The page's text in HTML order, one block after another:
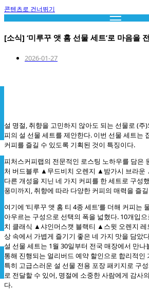
콘텐츠로 건너뛰기
[소식] ‘미루꾸 앳 홈 선물 세트’로 마음을
2026-01-27
설 명절, 취향을 고민하지 않아도 되는 선물로 (주
피의 설 선물 세트를 제안한다. 이번 선물 세트는
커피를 즐길 수 있도록 기획된 것이 특징이다.
피처스커피랩의 전문적인 로스팅 노하우를 담은
처 버드블루 ▲무드비치 오렌지 ▲밤가시 브라운
다른 개성을 지닌 네 가지 커피를 한 세트로 구성
풍미까지, 취향에 따라 다양한 커피의 매력을 즐
여기에 ‘티루꾸 앳 홈 티 4종 세트’를 더해 커피는
아우르는 구성으로 선택의 폭을 넓혔다. 10개입
치 클래식 ▲샤인머스캣 블랙티 ▲스윗 오렌지
상 속에서 가볍게 즐기기 좋은 네 가지 맛을 담았
설 선물 세트는 1월 30일부터 전국 매장에서 만나
통해 진행되는 얼리버드 예약 할인으로 합리적인
특히 고급스러운 설 선물 전용 포장 패키지로 구
로 전달할 수 있어, 명절에 소중한 사람에게 감사
다.